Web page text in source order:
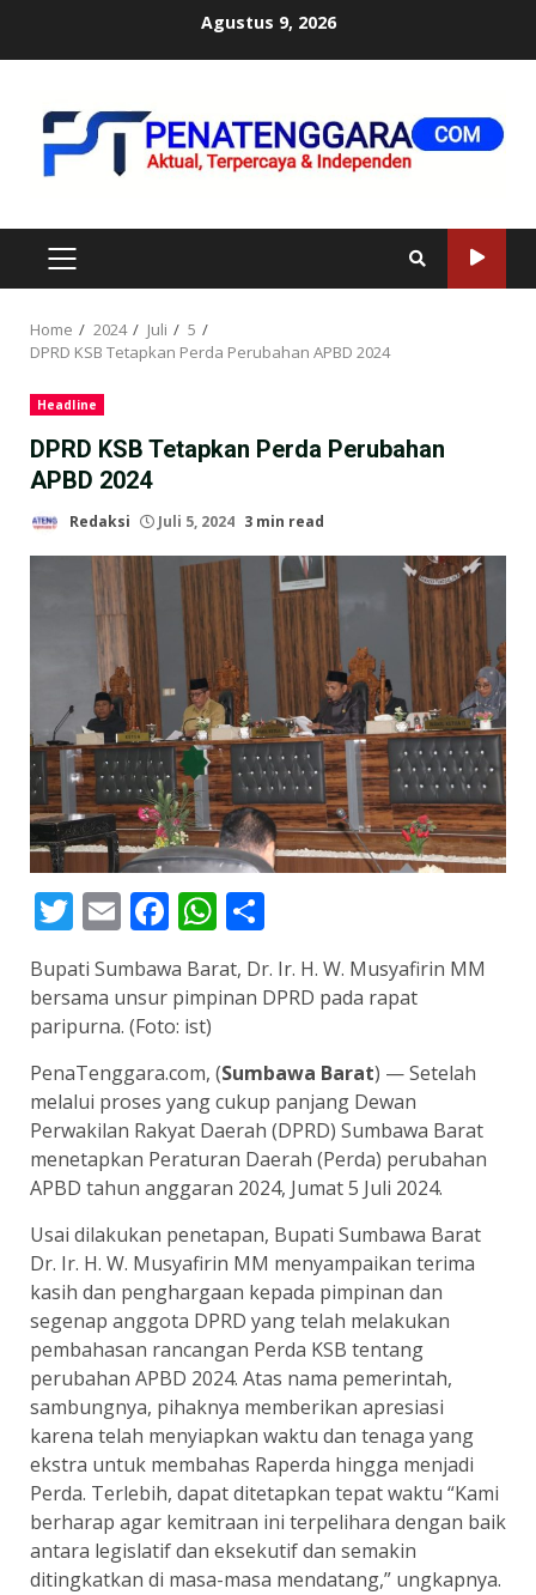
Agustus 9, 2026
PRIMARY
MENU
Home 2024 Juli
5
DPRD KSB Tetapkan Perda Perubahan APBD 2024
Headline
DPRD KSB Tetapkan Perda Perubahan
APBD 2024
Redaksi Juli 5, 2024 3 min read
Twitter
EmailFacebook
WhatsApp
Bupati Sumbawa Barat, Dr. Ir. H. W. Musyafirin MM
bersama unsur pimpinan DPRD pada rapat
paripurna. (Foto: ist)
PenaTenggara.com, (Sumbawa Barat) — Setelah
melalui proses yang cukup panjang Dewan
Perwakilan Rakyat Daerah (DPRD) Sumbawa Barat
menetapkan Peraturan Daerah (Perda) perubahan
APBD tahun anggaran 2024, Jumat 5 Juli 2024.
Usai dilakukan penetapan, Bupati Sumbawa Barat
Dr. Ir. H. W. Musyafirin MM menyampaikan terima
kasih dan penghargaan kepada pimpinan dan
segenap anggota DPRD yang telah melakukan
pembahasan rancangan Perda KSB tentang
perubahan APBD 2024. Atas nama pemerintah,
sambungnya, pihaknya memberikan apresiasi
karena telah menyiapkan waktu dan tenaga yang
ekstra untuk membahas Raperda hingga menjadi
Perda. Terlebih, dapat ditetapkan tepat waktu “Kami
berharap agar kemitraan ini terpelihara dengan baik
antara legislatif dan eksekutif dan semakin
ditingkatkan di masa-masa mendatang,” ungkapnya.